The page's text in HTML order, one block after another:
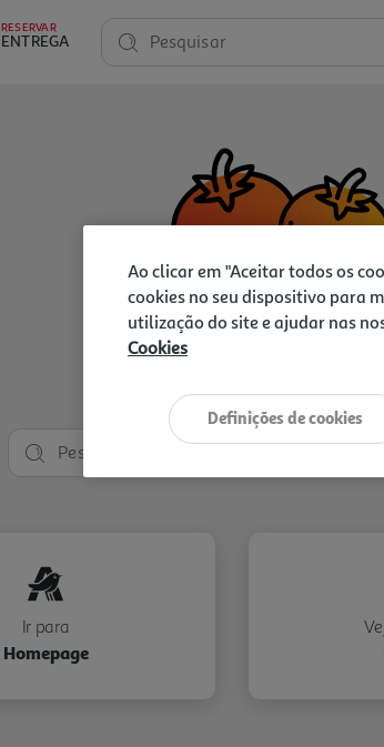
RESERVAR
ENTREGA Pesquisar
Vamos
Ir para
Homepage
Ao clicar em "Aceitar todos os
cookies no seu dispositivo para
utilização do site e ajudar nas
Cookies
Definições de cookies